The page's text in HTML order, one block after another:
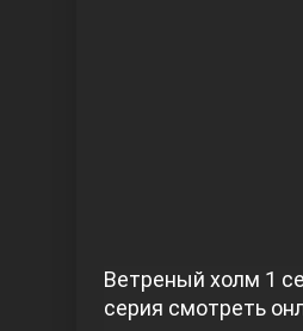
Ветреный холм 1
серия смотреть